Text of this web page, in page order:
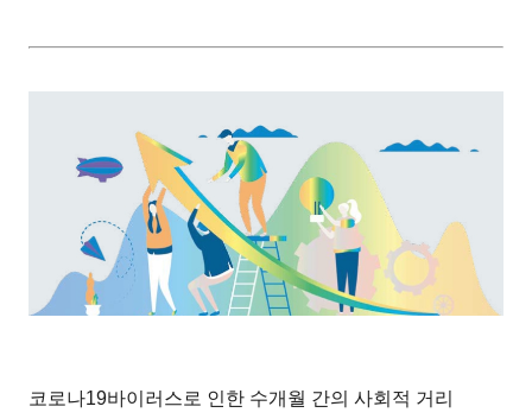
코로나19바이러스로 인한 수개월 간의 사회적 거리